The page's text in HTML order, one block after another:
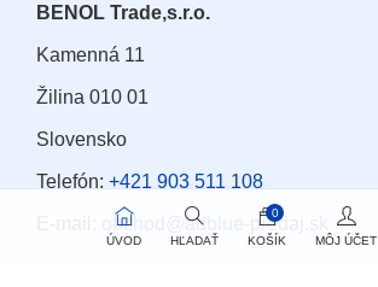
BENOL Trade,s.r.o.
Kamenná 11
Žilina 010 01
Slovensko
Telefón: +421 903 511 108
obchod@adblue-predaj.sk
ÚVOD HĽADAŤ
0
KOŠÍK MÔJ ÚČET